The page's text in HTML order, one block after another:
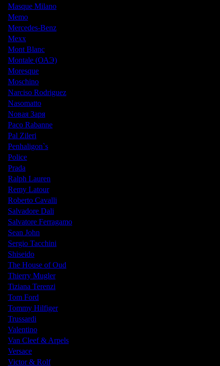
Masque Milano
Memo
Mercedes-Benz
Mexx
Mont Blanc
Montale (ОАЭ)
Moresque
Moschino
Narciso Rodriguez
Nasomatto
Nовая Заря
Paco Rabanne
Pal Zileri
Penhaligon`s
Police
Prada
Ralph Lauren
Remy Latour
Roberto Cavalli
Salvadore Dali
Salvatore Ferragamo
Sean John
Sergio Tacchini
Shiseido
The House of Oud
Thierry Mugler
Tiziana Terenzi
Tom Ford
Tommy Hilfiger
Trussardi
Valentino
Van Cleef & Arpels
Versace
Victor & Rolf